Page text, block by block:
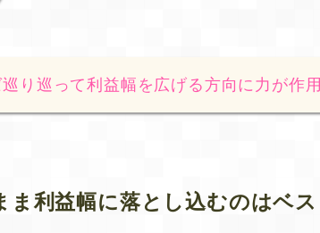
り巡って利益幅を広げる方向に力が作
利益幅に落とし込むのはベ